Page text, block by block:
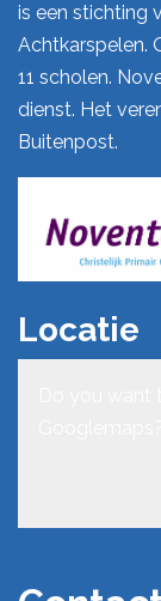
is een stichting
Achtkarspelen.
11 scholen.
dienst. Het
Buitenpost.
Locatie